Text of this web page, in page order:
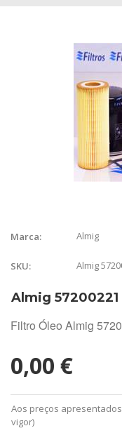
Marca: Almig
SKU: Almig
Almig 57200221
Filtro Óleo Almig
0,00 €
Aos preços
vigor)